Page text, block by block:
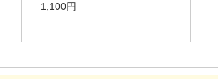
1,100円